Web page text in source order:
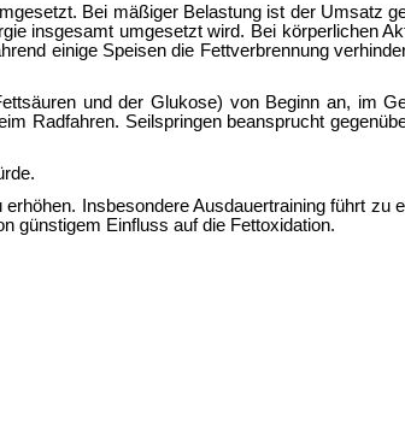
Bei mäßiger Belastung ist der Umsatz
insgesamt umgesetzt wird. Bei körperlichen
einige Speisen die Fettverbrennung
und der Glukose) von Beginn an, im
Radfahren. Seilspringen beansprucht
Insbesondere Ausdauertraining führt
günstigem Einfluss auf die Fettoxidation.